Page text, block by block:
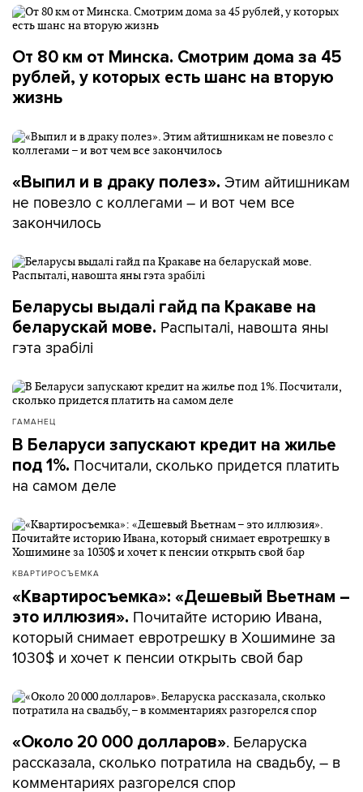
От 80 км от Минска. Смотрим дома за 45
рублей, у которых есть шанс на вторую
жизнь
«Выпил и в драку полез». Этим айтишникам
не повезло с коллегами – и вот чем все
закончилось
Беларусы выдалі гайд па Кракаве на
беларускай мове. Распыталі, навошта яны
гэта зрабілі
ГАМАНЕЦ
В Беларуси запускают кредит на жилье
под 1%. Посчитали, сколько придется платить
на самом деле
КВАРТИРОСЪЕМКА
«Квартиросъемка»: «Дешевый Вьетнам –
это иллюзия». Почитайте историю Ивана,
который снимает евротрешку в Хошимине за
1030$ и хочет к пенсии открыть свой бар
«Около 20 000 долларов». Беларуска
рассказала, сколько потратила на свадьбу, – в
комментариях разгорелся спор